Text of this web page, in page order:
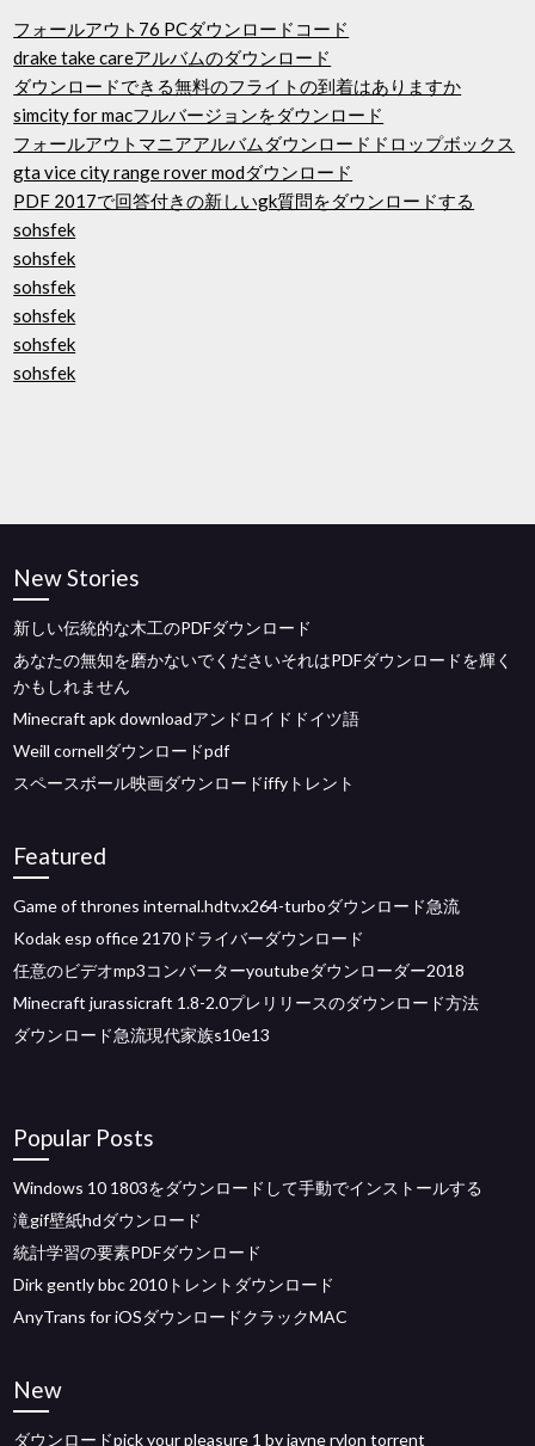
フォールアウト76 PCダウンロードコード
drake take careアルバムのダウンロード
ダウンロードできる無料のフライトの到着はありますか
simcity for macフルバージョンをダウンロード
フォールアウトマニアアルバムダウンロードドロップボックス
gta vice city range rover modダウンロード
PDF 2017で回答付きの新しいgk質問をダウンロードする
sohsfek
sohsfek
sohsfek
sohsfek
sohsfek
sohsfek
New Stories
新しい伝統的な木工のPDFダウンロード
あなたの無知を磨かないでくださいそれはPDFダウンロードを輝く
かもしれません
Minecraft apk downloadアンドロイドドイツ語
Weill cornellダウンロードpdf
スペースボール映画ダウンロードiffyトレント
Featured
Game of thrones internal.hdtv.x264-turboダウンロード急流
Kodak esp office 2170ドライバーダウンロード
任意のビデオmp3コンバーターyoutubeダウンローダー2018
Minecraft jurassicraft 1.8-2.0プレリリースのダウンロード方法
ダウンロード急流現代家族s10e13
Popular Posts
Windows 10 1803をダウンロードして手動でインストールする
滝gif壁紙hdダウンロード
統計学習の要素PDFダウンロード
Dirk gently bbc 2010トレントダウンロード
AnyTrans for iOSダウンロードクラックMAC
New
ダウンロードpick your pleasure 1 by jayne rylon torrent